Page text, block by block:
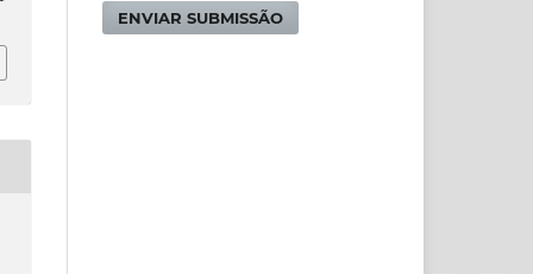
ENVIAR SUBMISSÃO